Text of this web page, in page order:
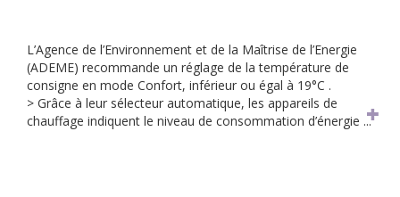
L’Agence de l’Environnement et de la Maîtrise de l’Energie
(ADEME) recommande un réglage de la température de
consigne en mode Confort, inférieur ou égal à 19°C .
> Grâce à leur sélecteur automatique, les appareils de
chauffage indiquent le niveau de consommation d’énergie ...